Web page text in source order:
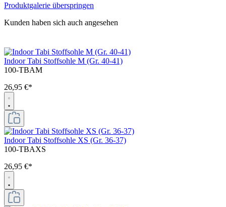
Produktgalerie überspringen
Kunden haben sich auch angesehen
Indoor Tabi Stoffsohle M (Gr. 40-41)
100-TBAM
26,95 €*
Indoor Tabi Stoffsohle XS (Gr. 36-37)
100-TBAXS
26,95 €*